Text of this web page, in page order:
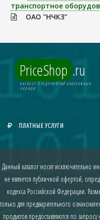
транспортное
ОАО "НЧКЗ"
PriceShop .ru
КАТАЛОГ ПРЕДПРИЯТИЙ НАБЕРЕЖНЫХ
ЧЕЛНОВ
ПЛАТНЫЕ УСЛУГИ
Данный каталог носит исключительно
не является публичной офертой,
кодекса Российской Федерации.
только для предварительного
продуктов предоставляются по